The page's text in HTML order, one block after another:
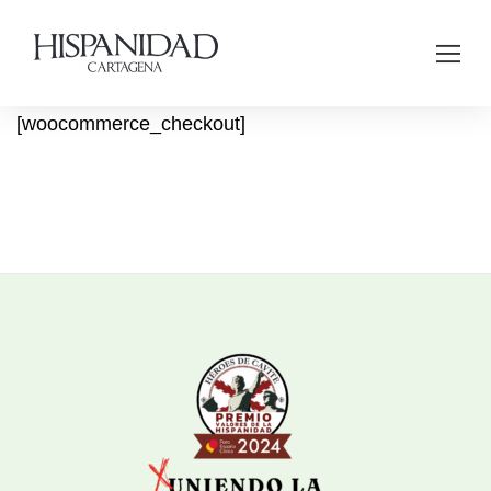
[woocommerce_checkout]